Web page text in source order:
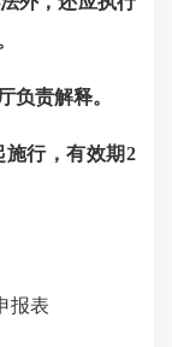
负责解释。
施行，有效期2
报表